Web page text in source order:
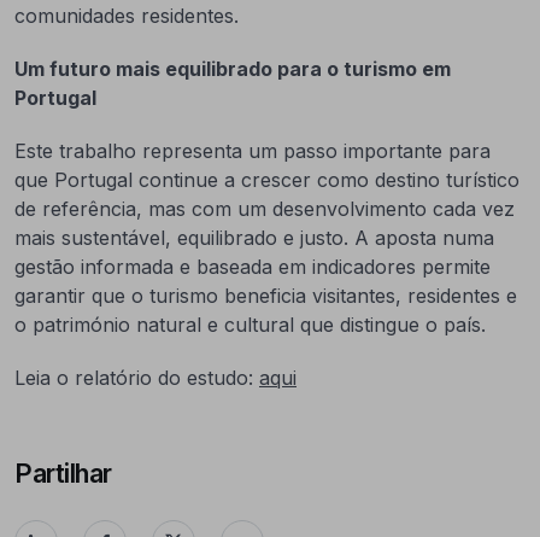
comunidades residentes.
Um futuro mais equilibrado para o turismo em
Portugal
Este trabalho representa um passo importante para
que Portugal continue a crescer como destino turístico
de referência, mas com um desenvolvimento cada vez
mais sustentável, equilibrado e justo. A aposta numa
gestão informada e baseada em indicadores permite
garantir que o turismo beneficia visitantes, residentes e
o património natural e cultural que distingue o país.
Leia o relatório do estudo: aqui
Partilhar